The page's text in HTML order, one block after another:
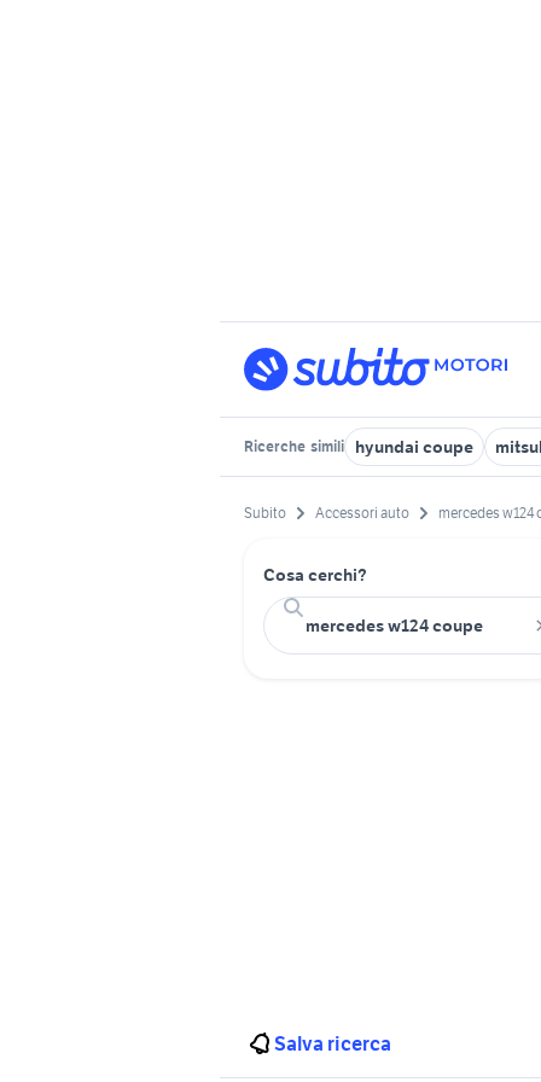
Ricerche simili hyundai coupe
Subito Accessori auto mercedes w124
Cosa cerchi?
Salva ricerca